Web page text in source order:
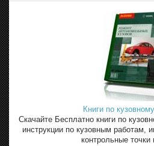
Книги по
Скачайте Бесплатно книги по
инструкции по кузовным работам,
контрольные точки